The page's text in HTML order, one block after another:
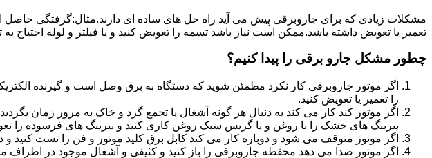
مشکلات زیادی که برای جاروبرقی پیش می آید راه حل های ساده ای دارند.مثال:گرفتگی حاصل
تعمیر یا تعویض داشته باشد.ممکن است نیاز باشد تسمه را تعویض کنید و یا فیلتر و لوله احتیاج
چطور مشکل جارو برقی را پیدا کنیم؟
اگر موتور جاروبرقی کار نکرد مطمئن شوید که دستگاه به برق وصل است و گیرنده
را تعمیر یا تعویض کنید.
اگر موتور کند کار می کند به دنبال هر گونه آشغال یا تجمع گرد و خاک به مرور زمان
بیرینگ های خشک را با روغن و یا گریس سبک روغن کاری کنید و بیرینگ های فرسوده را
اگر موتور متوقف می شود و دوباره کار می کند کابل برق کلید موتور و فن را تست کنید
اگر موتور صدا می دهد محفظه جاروبرقی را باز کنید و کثیفی و آشغال موجود در اطراف